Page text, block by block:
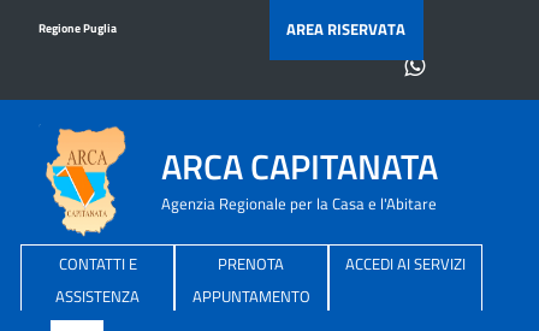
Regione Puglia AREA RISERVATA
ARCA CAPITANATA
Agenzia Regionale per la Casa e l'Abitare
CONTATTI E
ASSISTENZA
PRENOTA
APPUNTAMENTO
ACCEDI AI SERVIZI